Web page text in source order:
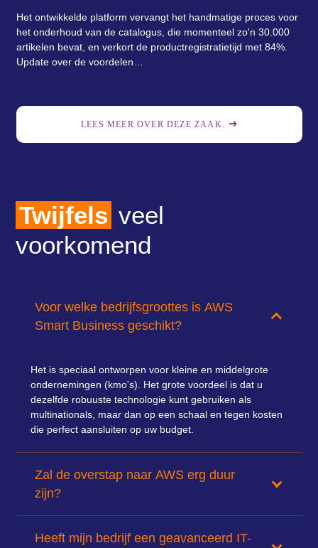
Het ontwikkelde platform vervangt het handmatige proces voor
het onderhoud van de catalogus, die momenteel zo'n 30.000
artikelen bevat, en verkort de productregistratietijd met 84%.
Update over de voordelen…
LEES MEER OVER DEZE ZAAK.
Twijfels veel
voorkomend
Voor welke bedrijfsgroottes is AWS
Smart Business geschikt?
Het is speciaal ontworpen voor kleine en middelgrote
ondernemingen (kmo's). Het grote voordeel is dat u
dezelfde robuuste technologie kunt gebruiken als
multinationals, maar dan op een schaal en tegen kosten
die perfect aansluiten op uw budget.
Zal de overstap naar AWS erg duur
zijn?
Heeft mijn bedrijf een geavanceerd IT-